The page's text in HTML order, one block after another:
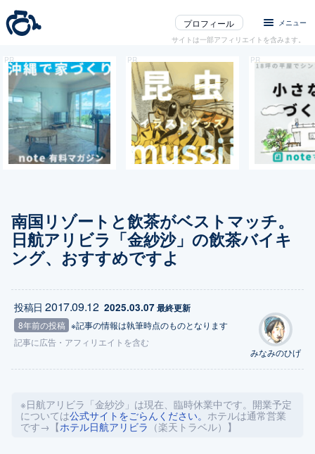
プロフィール
メニュー
サイトは一部アフィリエイトを含みます。
南国リゾートと飲茶がベストマッチ。
日航アリビラ「金紗沙」の飲茶バイキ
ング、おすすめですよ
投稿日2017.09.12 2025.03.07 最終更新
8年前の投稿 ※記事の情報は執筆時点のものとなります
記事に広告 ・アフィリエイトを含む
みなみのひげ
※日航アリビラ「金紗沙」は現在、臨時休業中です。開業予定
については公式サイトをごらんください。 ホテルは通常営業
です→【ホテル日航アリビラ （楽天トラベル）】